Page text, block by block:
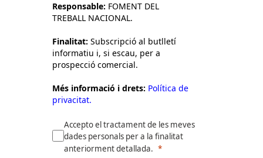
Responsable: FOMENT DEL
TREBALL NACIONAL.
Finalitat: Subscripció al butlletí
informatiu i, si escau, per a
prospecció comercial.
Més informació i drets: Política de
privacitat.
Accepto el tractament de les meves
dades personals per a la finalitat
anteriorment detallada.